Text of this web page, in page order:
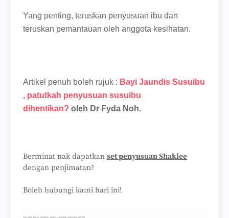
Yang penting, teruskan penyusuan ibu dan
teruskan pemantauan oleh anggota kesihatan.
Artikel penuh boleh rujuk : Bayi Jaundis Susuibu
, patutkah penyusuan susuibu
dihentikan? oleh Dr Fyda Noh.
Berminat nak dapatkan set penyusuan Shaklee
dengan penjimatan?
Boleh hubungi kami hari ini!